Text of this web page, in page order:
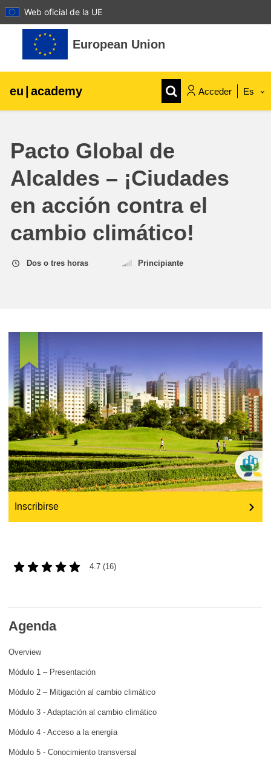
Web oficial de la UE
Salta al contenido principal
European Union
eu | academy Acceder Es
agricultura y desarrollo rural
niños y jóvenes
empleo, comercio y economía
cadena y seguridad alimenticias
fragilidad, situaciones de crisis y
resiliencia
género, desigualdad e inclusión
liderazgo, innovación y el intercambio de
conocimientos en el sector público
transporte e infraestructuras
Pacto Global de
Alcaldes – ¡Ciudades
en acción contra el
cambio climático!
Dos o tres horas Principiante
Inscribirse
4.7 (16)
Agenda
Overview
Módulo 1 – Presentación
Módulo 2 – Mitigación al cambio climático
Módulo 3 - Adaptación al cambio climático
Módulo 4 - Acceso a la energía
Módulo 5 - Conocimiento transversal